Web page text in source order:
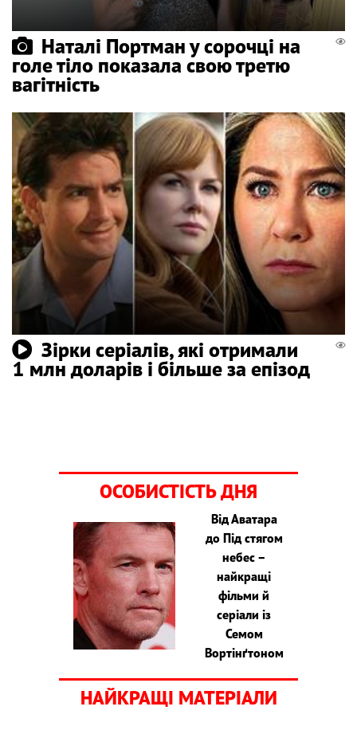
Наталі Портман у сорочці на
голе тіло показала свою третю
вагітність
Зірки серіалів, які отримали
1 млн доларів і більше за епізод
ОСОБИСТІСТЬ ДНЯ
Від Аватара
до Під стягом
небес –
найкращі
фільми й
серіали із
Семом
Вортінґтоном
НАЙКРАЩІ МАТЕРІАЛИ